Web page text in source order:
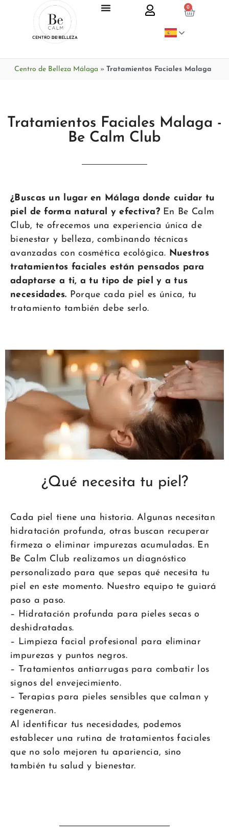
CENTRO DE BELLEZA
0
Centro de Belleza Málaga » Tratamientos Faciales Malaga
Tratamientos Faciales Malaga -
Be Calm Club
¿Buscas un lugar en Málaga donde cuidar tu
piel de forma natural y efectiva?En Be Calm
Club, te ofrecemos una experiencia única de
bienestar y belleza, combinando técnicas
avanzadas con cosmética ecológica. Nuestros
tratamientos faciales están pensados para
adaptarse a ti, a tu tipo de piel y a tus
necesidades. Porque cada piel es única, tu
tratamiento también debe serlo.
¿Qué necesita tu piel?
Cada piel tiene una historia. Algunas necesitan
hidratación profunda, otras buscan recuperar
firmeza o eliminar impurezas acumuladas. En
Be Calm Club realizamos un diagnóstico
personalizado para que sepas qué necesita tu
piel en este momento. Nuestro equipo te guiará
paso a paso.
– Hidratación profunda para pieles secas o
deshidratadas.
– Limpieza facial profesional para eliminar
impurezas y puntos negros.
– Tratamientos antiarrugas para combatir los
signos del envejecimiento.
– Terapias para pieles sensibles que calman y
regeneran.
Al identificar tus necesidades, podemos
establecer una rutina de tratamientos faciales
que no solo mejoren tu apariencia, sino
también tu salud y bienestar.